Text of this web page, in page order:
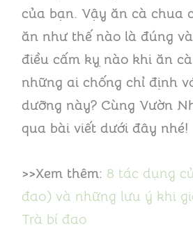
của bạn. Vậy ăn cà chua
ăn như thế nào là đúng
điều cấm kỵ nào khi ăn
những ai chống chỉ định
dưỡng này? Cùng Vườn
qua bài viết dưới đây nhé!
>>Xem thêm: 8 tác dụng
đao) và những lưu ý khi
Trà bí đao